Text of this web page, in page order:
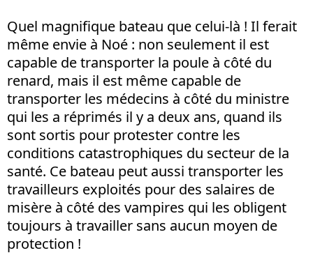
Quel magnifique bateau que celui-là ! Il ferait
même envie à Noé : non seulement il est
capable de transporter la poule à côté du
renard, mais il est même capable de
transporter les médecins à côté du ministre
qui les a réprimés il y a deux ans, quand ils
sont sortis pour protester contre les
conditions catastrophiques du secteur de la
santé. Ce bateau peut aussi transporter les
travailleurs exploités pour des salaires de
misère à côté des vampires qui les obligent
toujours à travailler sans aucun moyen de
protection !